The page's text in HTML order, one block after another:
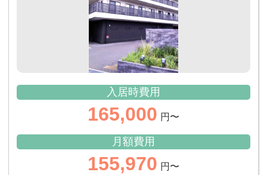
入居時費用
165,000 円〜
月額費用
155,970 円〜